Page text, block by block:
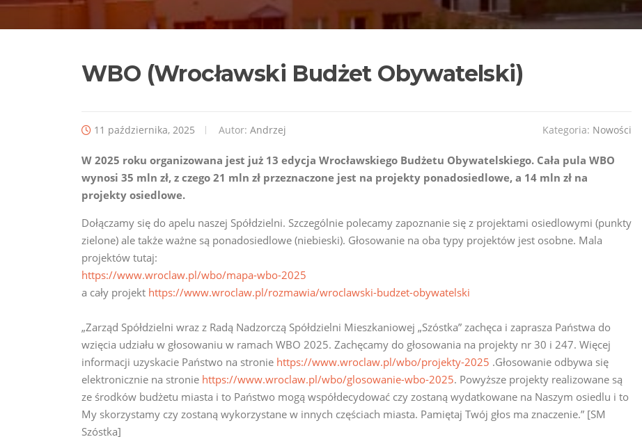
WBO (Wrocławski Budżet Obywatelski)
11 października, 2025 Autor: Andrzej Kategoria: Nowości
W 2025 roku organizowana jest już 13 edycja Wrocławskiego Budżetu Obywatelskiego. Cała pula WBO
wynosi 35 mln zł, z czego 21 mln zł przeznaczone jest na projekty ponadosiedlowe, a 14 mln zł na
projekty osiedlowe.
Dołączamy się do apelu naszej Spółdzielni. Szczególnie polecamy zapoznanie się z projektami osiedlowymi (punkty
zielone) ale także ważne są ponadosiedlowe (niebieski). Głosowanie na oba typy projektów jest osobne. Mala
projektów tutaj:
https://www.wroclaw.pl/wbo/mapa-wbo-2025
a cały projekt https://www.wroclaw.pl/rozmawia/wroclawski-budzet-obywatelski
„Zarząd Spółdzielni wraz z Radą Nadzorczą Spółdzielni Mieszkaniowej „Szóstka” zachęca i zaprasza Państwa do
wzięcia udziału w głosowaniu w ramach WBO 2025. Zachęcamy do głosowania na projekty nr 30 i 247. Więcej
informacji uzyskacie Państwo na stronie https://www.wroclaw.pl/wbo/projekty-2025 .Głosowanie odbywa się
elektronicznie na stronie https://www.wroclaw.pl/wbo/glosowanie-wbo-2025. Powyższe projekty realizowane są
ze środków budżetu miasta i to Państwo mogą współdecydować czy zostaną wydatkowane na Naszym osiedlu i to
My skorzystamy czy zostaną wykorzystane w innych częściach miasta. Pamiętaj Twój głos ma znaczenie.” [SM
Szóstka]